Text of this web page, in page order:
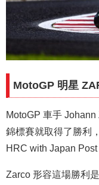
MotoGP 明星
MotoGP 車手
錦標賽就取得了勝利
HRC with Japan
Zarco 形容這場勝利